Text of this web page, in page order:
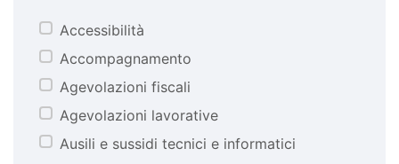
tematiche
Accessibilità
Accompagnamento
Agevolazioni fiscali
Agevolazioni lavorative
Ausili e sussidi tecnici e informatici